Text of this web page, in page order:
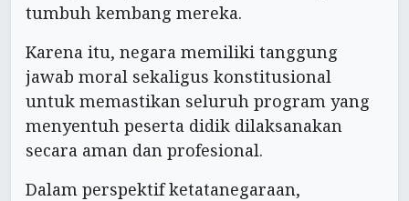
tumbuh kembang mereka.
Karena itu, negara memiliki tanggung
jawab moral sekaligus konstitusional
untuk memastikan seluruh program yang
menyentuh peserta didik dilaksanakan
secara aman dan profesional.
Dalam perspektif ketatanegaraan,